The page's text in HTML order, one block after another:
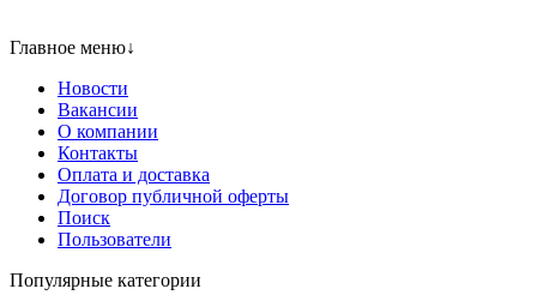
Главное меню↓
Новости
Вакансии
О компании
Контакты
Оплата и доставка
Договор публичной оферты
Поиск
Пользователи
Популярные категории